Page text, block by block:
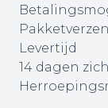
Levertijd
14 dagen